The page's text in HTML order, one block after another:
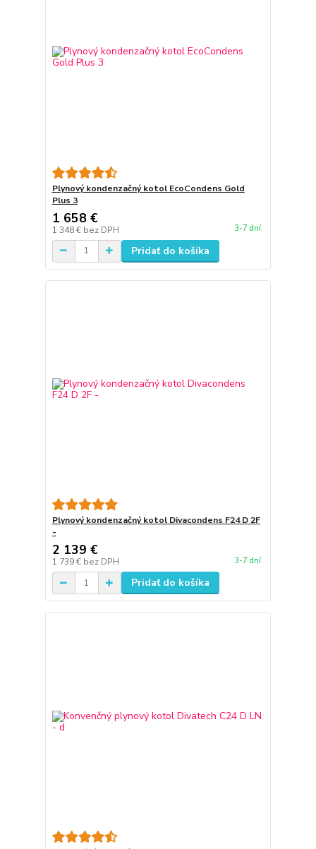
Plynový kondenzačný kotol EcoCondens Gold
Plus 3
1 658 €
1 348 € bez DPH 3-7 dní
Pridať do košíka
Plynový kondenzačný kotol Divacondens F24 D 2F
-
2 139 €
1 739 € bez DPH 3-7 dní
Pridať do košíka